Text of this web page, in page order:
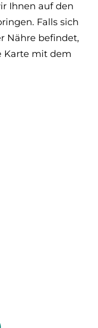
Ihnen auf den
Falls sich
Nähre befindet,
Karte mit dem